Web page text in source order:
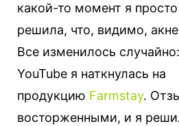
какой-то момент я
решила, что, видимо,
Все изменилось
YouTube я наткнулась на
продукцию Farmstay.
восторженными, и я